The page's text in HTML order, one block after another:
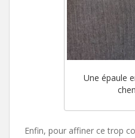
Une épaule
Enfin, pour affiner ce trop